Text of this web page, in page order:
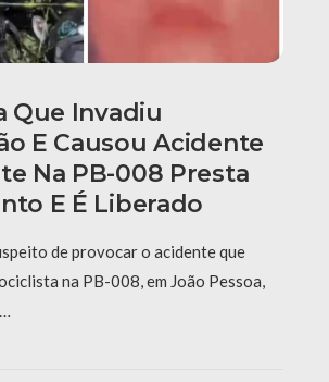
Que Invadiu
E Causou Acidente
Na PB-008 Presta
E É Liberado
de provocar o acidente que
na PB-008, em João Pessoa,